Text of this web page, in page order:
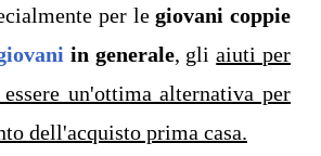
per legiovani coppie
in generale, gliaiuti per
un'ottima alternativa per
dell'acquisto prima casa.